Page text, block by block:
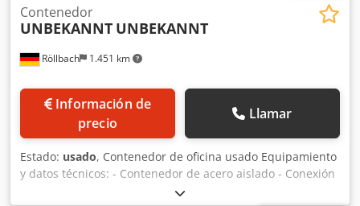
Röllbach 1.451 km
Contenedor
UNBEKANNT UNBEKANNT
Información de
precio
Llamar
Estado: usado, Contenedor de oficina usado Equipamiento
y datos técnicos: - Contenedor de acero aislado - Conexión
de corriente trifásica CEE Djdpfxoznk Dgo Af Tekr -